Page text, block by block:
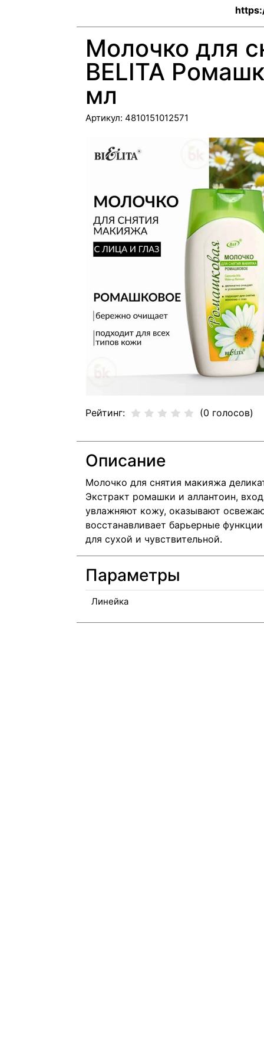
Молочко для
BELITA
мл
Артикул: 4810151012571
Рейтинг: (0 голосов)
Описание
Молочко для снятия макияжа
Экстракт ромашки и аллантоин,
увлажняют кожу, оказывают
восстанавливает барьерные
для сухой и чувствительной.
Параметры
Линейка